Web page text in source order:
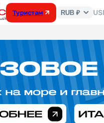
Туристам
Курс
RUB ₽